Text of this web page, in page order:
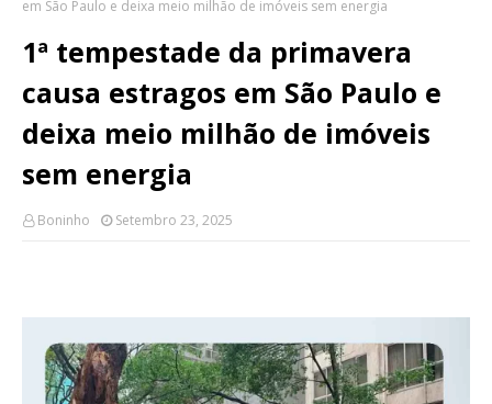
em São Paulo e deixa meio milhão de imóveis sem energia
1ª tempestade da primavera
causa estragos em São Paulo e
deixa meio milhão de imóveis
sem energia
Boninho Setembro 23, 2025